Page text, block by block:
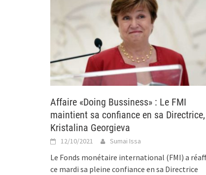
Affaire «Doing Bussiness» : Le FMI
maintient sa confiance en sa Directrice,
Kristalina Georgieva
12/10/2021 Sumai Issa
Le Fonds monétaire international (FMI) a
ce mardi sa pleine confiance en sa Directrice